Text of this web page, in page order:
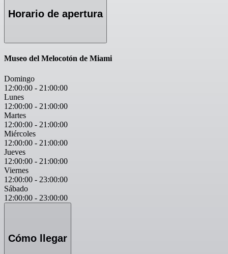
Horario de apertura
Museo del Melocotón de Miami
Domingo
12:00:00 - 21:00:00
Lunes
12:00:00 - 21:00:00
Martes
12:00:00 - 21:00:00
Miércoles
12:00:00 - 21:00:00
Jueves
12:00:00 - 21:00:00
Viernes
12:00:00 - 23:00:00
Sábado
12:00:00 - 23:00:00
Cómo llegar